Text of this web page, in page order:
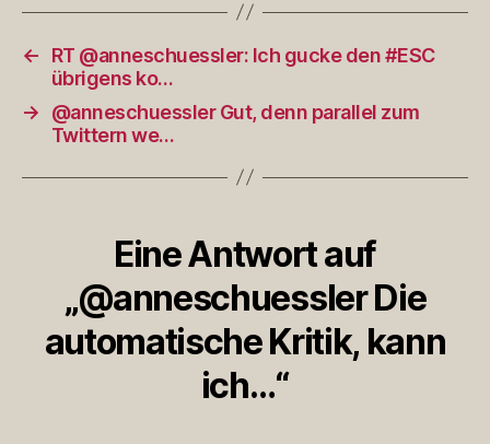
←
RT @anneschuessler: Ich gucke den #ESC
übrigens ko…
→
@anneschuessler Gut, denn parallel zum
Twittern we…
Eine Antwort auf
„@anneschuessler Die
automatische Kritik, kann
ich…“